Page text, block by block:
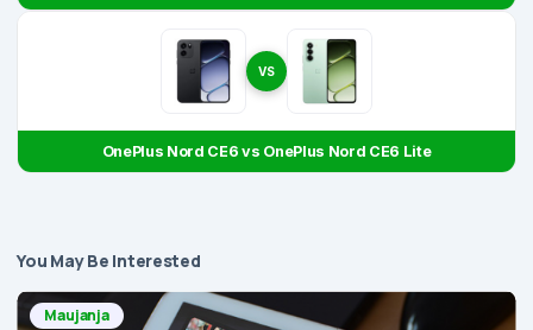
VS
OnePlus Nord CE6 vs OnePlus Nord CE6 Lite
You May Be Interested
Maujanja